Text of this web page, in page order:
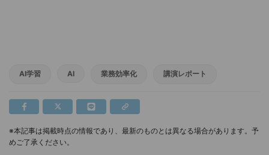
AI学習 AI 業務効率化 講演レポート
※本記事は掲載時点の情報であり、最新のものとは異なる場合があります。予
めご了承ください。